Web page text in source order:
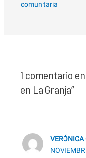
comunitaria
1 comentario
en La Granja”
VERÓNICA